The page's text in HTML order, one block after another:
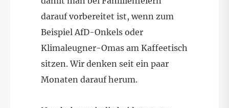
darauf vorbereitet ist, wenn zum
Beispiel AfD-Onkels oder
Klimaleugner-Omas am Kaffeetisch
sitzen. Wir denken seit ein paar
Monaten darauf herum.